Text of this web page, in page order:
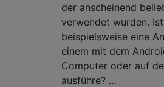
der anscheinend
verwendet wurden.
beispielsweise eine
einem mit dem
Computer oder auf
ausführe? …